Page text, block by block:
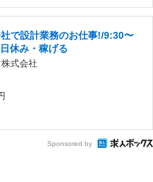
で設計業務のお仕事!/9:30〜
休み・稼げる
式会社
Sponsored by